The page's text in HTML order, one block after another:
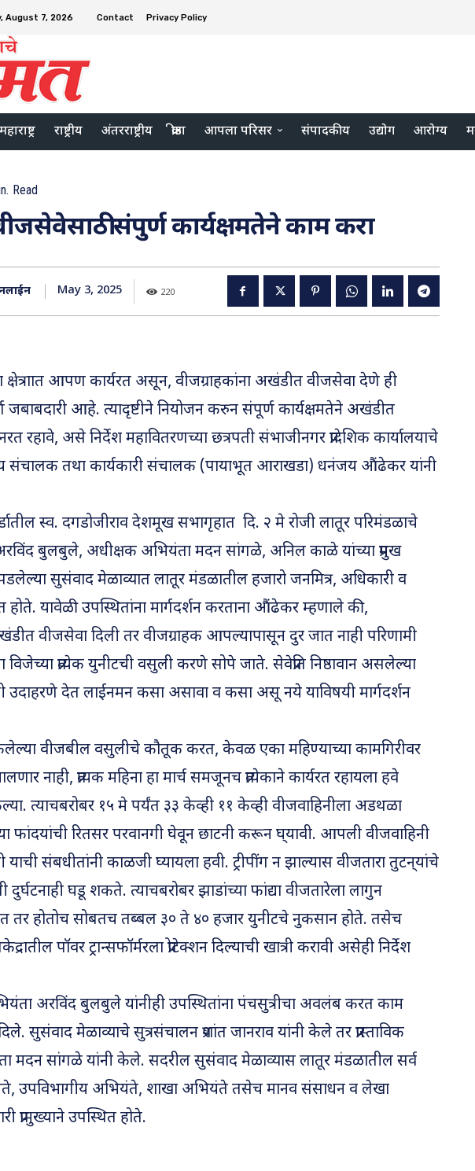
August 7, 2026 Contact Privacy Policy
महाराष्ट्र राष्ट्रीय अंतरराष्ट्रीय क्रीडा आपला परिसर संपादकीय उद्योग आरोग्य
Read
संपुर्ण कार्यक्षमतेने काम करा
May 3, 2025 220
क्षेत्राात आपण कार्यरत असून, वीजग्राहकांना अखंडीत वीजसेवा देणे ही
आहे. त्यादृष्टीने नियोजन करुन संपूर्ण कार्यक्षमतेने अखंडीत
रहावे, असे निर्देश महावितरणच्या छत्रपती संभाजीनगर प्रादेशिक कार्यालयाचे
संचालक तथा कार्यकारी संचालक (पायाभूत आराखडा) धनंजय औंढेकर यांनी
स्व. दगडोजीराव देशमूख सभागृहात दि. २ मे रोजी लातूर परिमंडळाचे
बुलबुले, अधीक्षक अभियंता मदन सांगळे, अनिल काळे यांच्या प्रमुख
सुसंवाद मेळाव्यात लातूर मंडळातील हजारो जनमित्र, अधिकारी व
होते. यावेळी उपस्थितांना मार्गदर्शन करताना औंढेकर म्हणाले की,
वीजसेवा दिली तर वीजग्राहक आपल्यापासून दुर जात नाही परिणामी
प्रत्येक युनीटची वसुली करणे सोपे जाते. सेवेप्रति निष्ठावान असलेल्या
उदाहरणे देत लाईनमन कसा असावा व कसा असू नये याविषयी मार्गदर्शन
केलेल्या वीजबील वसुलीचे कौतूक करत, केवळ एका महिण्याच्या कामगिरीवर
नाही, प्रत्यक महिना हा मार्च समजूनच प्रत्येकाने कार्यरत रहायला हवे
त्याचबरोबर १५ मे पर्यंत ३३ केव्ही ११ केव्ही वीजवाहिनीला अडथळा
फांदयांची रितसर परवानगी घेवून छाटनी करून घ्­यावी. आपली वीजवाहिनी
याची संबधीतांनी काळजी घ्यायला हवी. ट्रीपींग न झाल्यास वीजतारा तुटन्­यांचे
दुर्घटनाही घडू शकते. त्याचबरोबर झाडांच्या फांद्या वीजतारेला लागुन
तर होतोच सोबतच तब्बल ३० ते ४० हजार युनीटचे नुकसान होते. तसेच
पॉवर ट्रान्सफॉर्मरला प्रोटेक्शन दिल्याची खात्री करावी असेही निर्देश
अरविंद बुलबुले यांनीही उपस्थितांना पंचसुत्रीचा अवलंब करत काम
सुसंवाद मेळाव्याचे सुत्रसंचालन प्रशांत जानराव यांनी केले तर प्रास्ताविक
मदन सांगळे यांनी केले. सदरील सुसंवाद मेळाव्यास लातूर मंडळातील सर्व
उपविभागीय अभियंते, शाखा अभियंते तसेच मानव संसाधन व लेखा
प्रामुख्याने उपस्थित होते.